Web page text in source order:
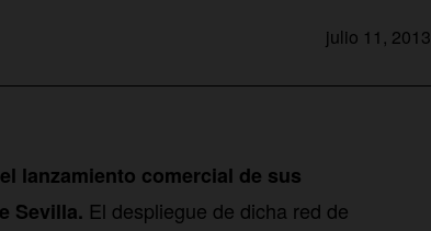
julio 11, 2013
lanzamiento comercial de sus
Sevilla. El despliegue de dicha red de